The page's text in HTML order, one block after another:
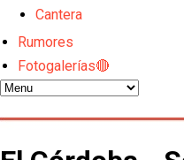
Cantera
Rumores
Fotogalerías🔴